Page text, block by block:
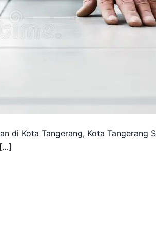
di Kota Tangerang, Kota Tangerang